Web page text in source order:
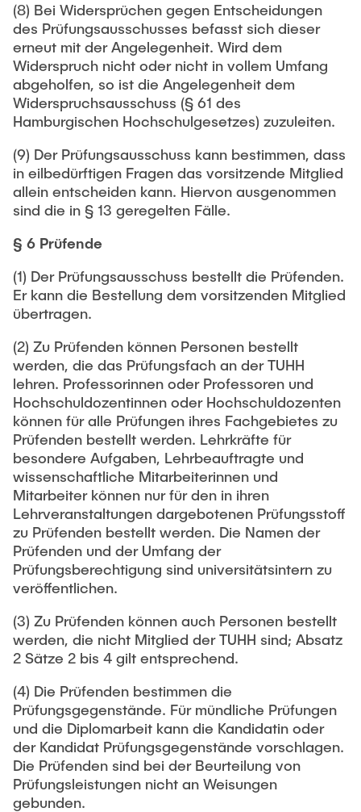
(8) Bei Widersprüchen gegen Entscheidungen
des Prüfungsausschusses befasst sich dieser
erneut mit der Angelegenheit. Wird dem
Widerspruch nicht oder nicht in vollem Umfang
abgeholfen, so ist die Angelegenheit dem
Widerspruchsausschuss (§ 61 des
Hamburgischen Hochschulgesetzes) zuzuleiten.
(9) Der Prüfungsausschuss kann bestimmen, dass
in eilbedürftigen Fragen das vorsitzende Mitglied
allein entscheiden kann. Hiervon ausgenommen
sind die in § 13 geregelten Fälle.
§ 6 Prüfende
(1) Der Prüfungsausschuss bestellt die Prüfenden.
Er kann die Bestellung dem vorsitzenden Mitglied
übertragen.
(2) Zu Prüfenden können Personen bestellt
werden, die das Prüfungsfach an der TUHH
lehren. Professorinnen oder Professoren und
Hochschuldozentinnen oder Hochschuldozenten
können für alle Prüfungen ihres Fachgebietes zu
Prüfenden bestellt werden. Lehrkräfte für
besondere Aufgaben, Lehrbeauftragte und
wissenschaftliche Mitarbeiterinnen und
Mitarbeiter können nur für den in ihren
Lehrveranstaltungen dargebotenen Prüfungsstoff
zu Prüfenden bestellt werden. Die Namen der
Prüfenden und der Umfang der
Prüfungsberechtigung sind universitätsintern zu
veröffentlichen.
(3) Zu Prüfenden können auch Personen bestellt
werden, die nicht Mitglied der TUHH sind; Absatz
2 Sätze 2 bis 4 gilt entsprechend.
(4) Die Prüfenden bestimmen die
Prüfungsgegenstände. Für mündliche Prüfungen
und die Diplomarbeit kann die Kandidatin oder
der Kandidat Prüfungsgegenstände vorschlagen.
Die Prüfenden sind bei der Beurteilung von
Prüfungsleistungen nicht an Weisungen
gebunden.